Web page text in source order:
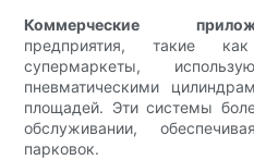
Коммерческие
предприятия, такие
супермаркеты,
пневматическими
площадей. Эти системы
обслуживании,
парковок.